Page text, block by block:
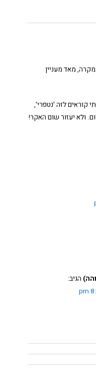
מאד מעניין
קוראים לזה 'נטפרי',
ולא יעזור שום האקר!
הגיב: